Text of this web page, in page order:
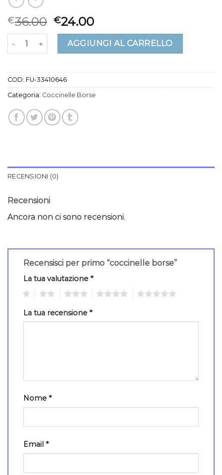
€36.00 €24.00
coccinelle borse quantitàAGGIUNGI AL CARRELLO
COD: FU-33410646
Categoria: Coccinelle Borse
RECENSIONI (0)
Recensioni
Ancora non ci sono recensioni.
Recensisci per primo “coccinelle borse”
La tua valutazione *
La tua recensione *
Nome *
Email *